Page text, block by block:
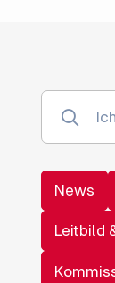
News
Leitbild